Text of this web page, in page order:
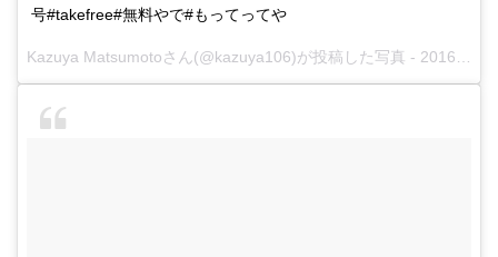
号#takefree#無料やで#もってってや
Kazuya Matsumotoさん(@kazuya106)が投稿した写真 - 2016 3月 25 11:21午後 PDT